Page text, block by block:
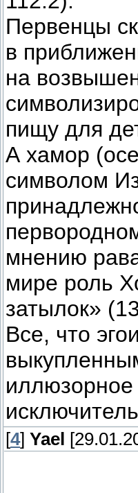
Первенцы
в
на
пищу для
А хамор
символом
мнению
мире роль
затылок»
Все, что
[4] Yael